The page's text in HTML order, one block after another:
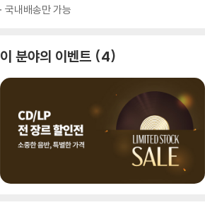
국내배송만 가능
이 분야의 이벤트 4